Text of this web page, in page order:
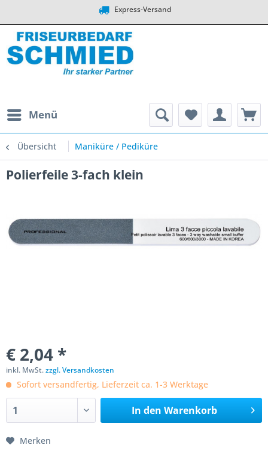
Express-Versand
Menü
Übersicht Maniküre / Pediküre
Polierfeile 3-fach klein
€ 2,04 *
inkl. MwSt.zzgl. Versandkosten
Sofort versandfertig, Lieferzeit ca. 1-3 Werktage
In den Warenkorb
Merken